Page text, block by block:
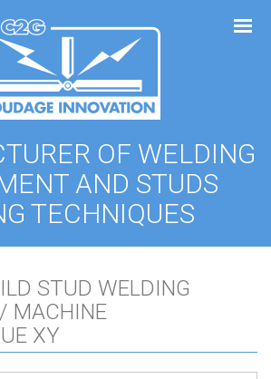
OF WELDING
AND STUDS
TECHNIQUES
STUD WELDING
MACHINE
XY